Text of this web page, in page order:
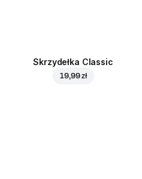
Skrzydełka Classic
19,99 zł